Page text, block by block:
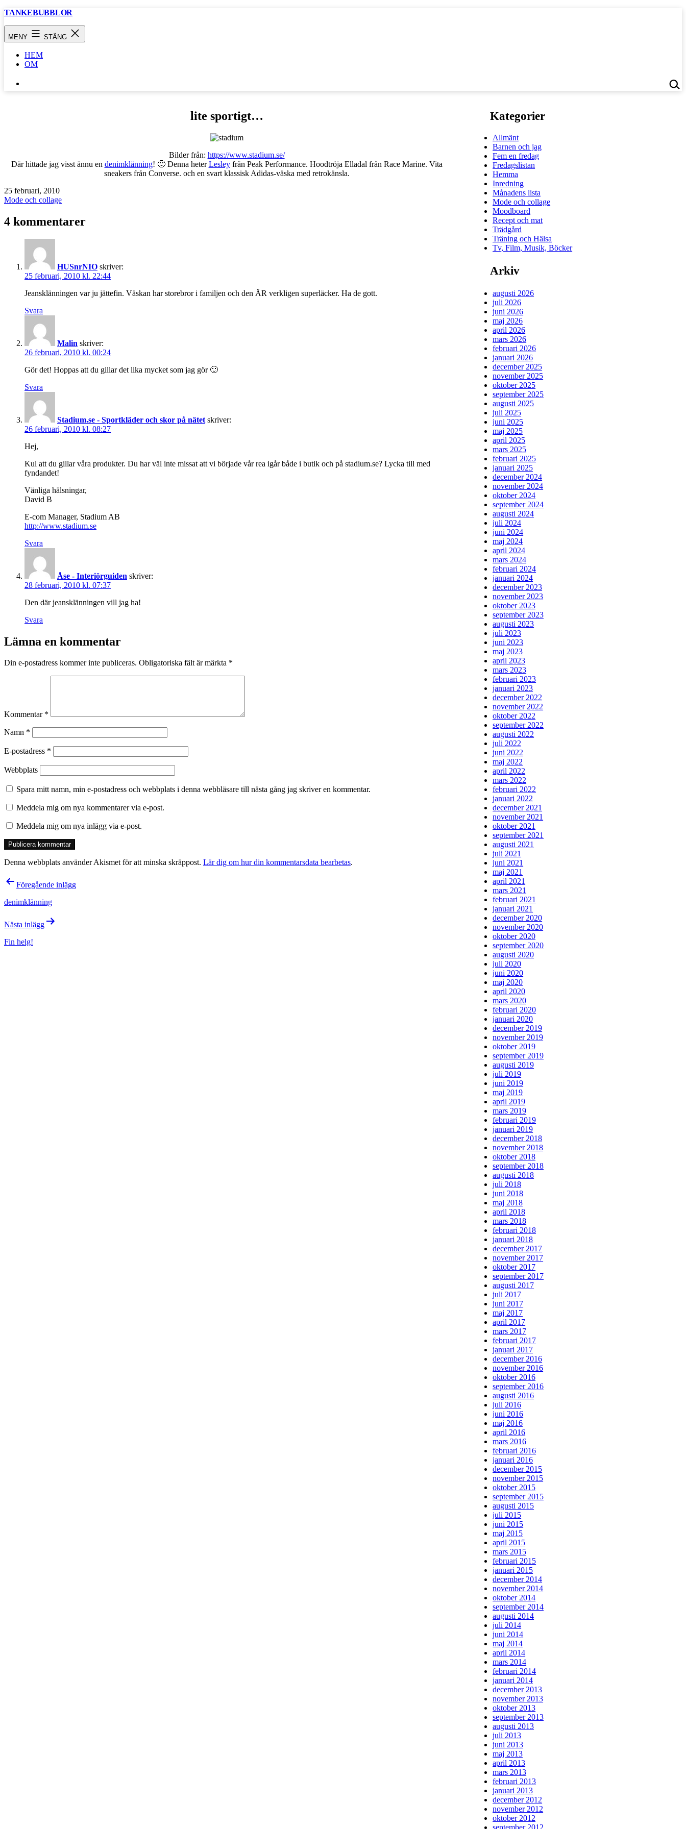
Hoppa
TANKEBUBBLOR
MENY STÄNG
HEM
OM
…
lite sportigt…
Bilder från: https://www.stadium.se/
Där hittade jag visst ännu en denimklänning! 🙂 Denna heterLesleyfrån Peak Performance. Hoodtröja Elladal från Race Marine. Vita
sneakers från Converse. och en svart klassisk Adidas-väska med retrokänsla.
Publicerat
den
25 februari, 2010
Kategoriserat
Mode och collage
4 kommentarer
HUSnrNIO skriver:
25 februari, 2010 kl. 22:44
Jeansklänningen var ju jättefin. Väskan har storebror i familjen och den ÄR verkligen superläcker. Ha de gott.
Svara
Malin skriver:
26 februari, 2010 kl. 00:24
Gör det! Hoppas att du gillar det lika mycket som jag gör 🙂
Svara
Stadium.se - Sportkläder och skor på nätet skriver:
26 februari, 2010 kl. 08:27
Hej,
Kul att du gillar våra produkter. Du har väl inte missat att vi började vår rea igår både i butik och på stadium.se? Lycka till med
fyndandet!
Vänliga hälsningar,
David B
E-com Manager, Stadium AB
http://www.stadium.se
Svara
Åse - Interiörguiden skriver:
28 februari, 2010 kl. 07:37
Den där jeansklänningen vill jag ha!
Svara
Lämna en kommentar
Din e-postadress kommer inte publiceras. Obligatoriska fält är märkta *
Kommentar *
Namn *
E-postadress *
Webbplats
Spara mitt namn, min e-postadress och webbplats i denna webbläsare till nästa gång jag skriver en kommentar.
Meddela mig om nya kommentarer via e-post.
Meddela mig om nya inlägg via e-post.
Denna webbplats använder Akismet för att minska skräppost. Lär dig om hur din kommentarsdata bearbetas.
Inläggsnavigering
Föregående inlägg
denimklänning
Nästa inlägg
Fin helg!
Kategorier
Allmänt
Barnen och jag
Fem en fredag
Fredagslistan
Hemma
Inredning
Månadens lista
Mode och collage
Moodboard
Recept och mat
Trädgård
Träning och Hälsa
Tv, Film, Musik, Böcker
Arkiv
augusti 2026
juli 2026
juni 2026
maj 2026
april 2026
mars 2026
februari 2026
januari 2026
december 2025
november 2025
oktober 2025
september 2025
augusti 2025
juli 2025
juni 2025
maj 2025
april 2025
mars 2025
februari 2025
januari 2025
december 2024
november 2024
oktober 2024
september 2024
augusti 2024
juli 2024
juni 2024
maj 2024
april 2024
mars 2024
februari 2024
januari 2024
december 2023
november 2023
oktober 2023
september 2023
augusti 2023
juli 2023
juni 2023
maj 2023
april 2023
mars 2023
februari 2023
januari 2023
december 2022
november 2022
oktober 2022
september 2022
augusti 2022
juli 2022
juni 2022
maj 2022
april 2022
mars 2022
februari 2022
januari 2022
december 2021
november 2021
oktober 2021
september 2021
augusti 2021
juli 2021
juni 2021
maj 2021
april 2021
mars 2021
februari 2021
januari 2021
december 2020
november 2020
oktober 2020
september 2020
augusti 2020
juli 2020
juni 2020
maj 2020
april 2020
mars 2020
februari 2020
januari 2020
december 2019
november 2019
oktober 2019
september 2019
augusti 2019
juli 2019
juni 2019
maj 2019
april 2019
mars 2019
februari 2019
januari 2019
december 2018
november 2018
oktober 2018
september 2018
augusti 2018
juli 2018
juni 2018
maj 2018
april 2018
mars 2018
februari 2018
januari 2018
december 2017
november 2017
oktober 2017
september 2017
augusti 2017
juli 2017
juni 2017
maj 2017
april 2017
mars 2017
februari 2017
januari 2017
december 2016
november 2016
oktober 2016
september 2016
augusti 2016
juli 2016
juni 2016
maj 2016
april 2016
mars 2016
februari 2016
januari 2016
december 2015
november 2015
oktober 2015
september 2015
augusti 2015
juli 2015
juni 2015
maj 2015
april 2015
mars 2015
februari 2015
januari 2015
december 2014
november 2014
oktober 2014
september 2014
augusti 2014
juli 2014
juni 2014
maj 2014
april 2014
mars 2014
februari 2014
januari 2014
december 2013
november 2013
oktober 2013
september 2013
augusti 2013
juli 2013
juni 2013
maj 2013
april 2013
mars 2013
februari 2013
januari 2013
december 2012
november 2012
oktober 2012
september 2012